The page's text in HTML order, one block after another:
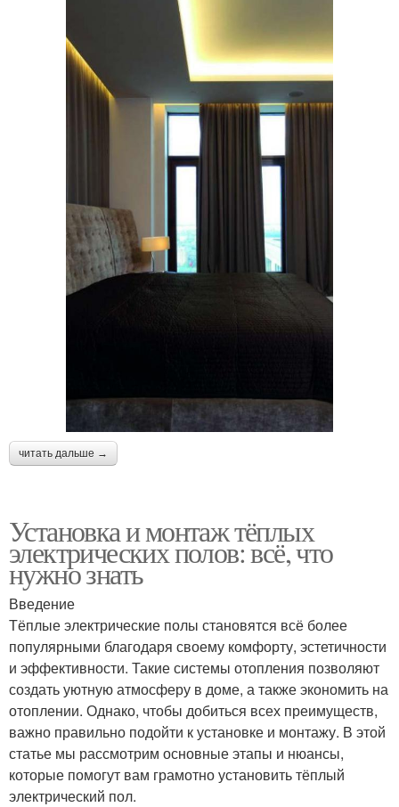
читать дальше →
Установка и монтаж тёплых
электрических полов: всё, что
нужно знать
Введение
Тёплые электрические полы становятся всё более
популярными благодаря своему комфорту, эстетичности
и эффективности. Такие системы отопления позволяют
создать уютную атмосферу в доме, а также экономить на
отоплении. Однако, чтобы добиться всех преимуществ,
важно правильно подойти к установке и монтажу. В этой
статье мы рассмотрим основные этапы и нюансы,
которые помогут вам грамотно установить тёплый
электрический пол.